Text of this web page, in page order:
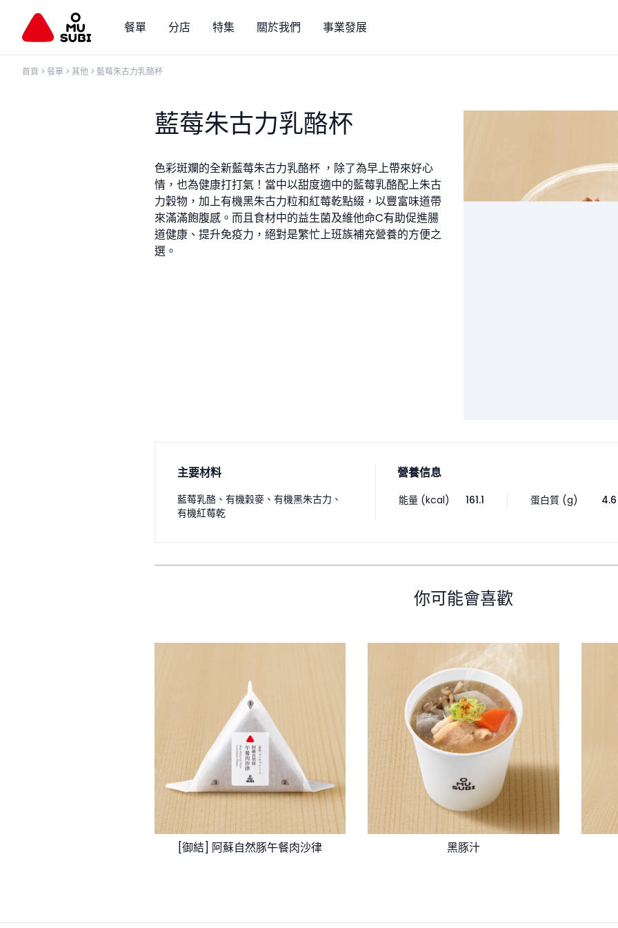
餐單 分店 特集 關於我們 事業發展
首頁 > 餐單 > 其他 > 藍莓朱古力乳酪杯
藍莓朱古力乳酪杯
色彩斑斕的全新藍莓朱古力乳酪杯 ，除了為早上帶來好心
情，也為健康打打氣！當中以甜度適中的藍莓乳酪配上朱古
力穀物，加上有機黑朱古力粒和紅莓乾點綴，以豐富味道帶
來滿滿飽腹感。而且食材中的益生菌及維他命C有助促進腸
道健康、提升免疫力，絕對是繁忙上班族補充營養的方便之
選。
主要材料
藍莓乳酪 、 有機穀麥 、 有機黑朱古力 、
有機紅莓乾
營養信息
能量 (kcal) 161.1 蛋白質 (g) 4.6
你可能會喜歡
[御結] 阿蘇自然豚午餐肉沙律 黑豚汁